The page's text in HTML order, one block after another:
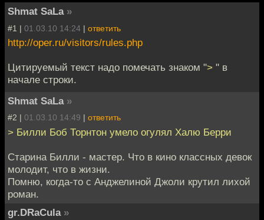
Shmat SaLa »
#1 | 01.03.10 14:24 | ответить
http://oper.ru/visitors/rules.php
Цитируемый текст надо помечать знаком "> " в
начале строки.
Shmat SaLa »
#2 | 01.03.10 14:49 | ответить
> Билли Боб Торнтон умело огулял Халю Берри
Старина Билли - мастер. Что в кино классных девок
молодит, что в жизни.
Помню, когда-то с Анджелиной Джоли крутил лихой
роман.
gr.DRaCula »